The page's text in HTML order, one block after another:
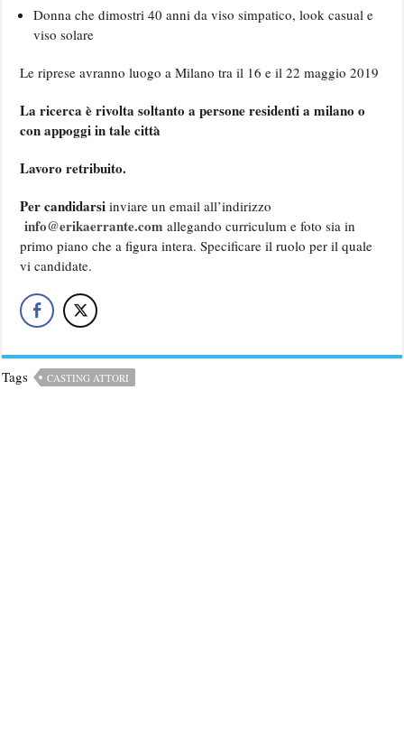
Donna che dimostri 40 anni da viso simpatico, look casual e
viso solare
Le riprese avranno luogo a Milano tra il 16 e il 22 maggio 2019
La ricerca è rivolta soltanto a persone residenti a milano o
con appoggi in tale città
Lavoro retribuito.
Per candidarsi inviare un email all’indirizzo
info@erikaerrante.com allegando curriculum e foto sia in
primo piano che a figura intera. Specificare il ruolo per il quale
vi candidate.
Tags CASTING ATTORI